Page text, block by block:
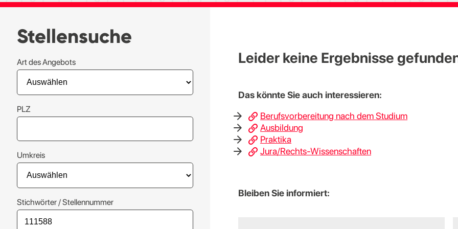
Stellensuche
Art des Angebots
PLZ
Umkreis
Stichwörter / Stellennummer
Leider keine Ergebnisse
Das könnte Sie auch interessieren:
Berufsvorbereitung nach dem Studium
Ausbildung
Praktika
Jura/Rechts-Wissenschaften
Bleiben Sie informiert: